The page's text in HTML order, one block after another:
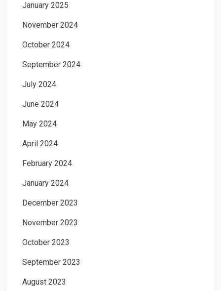
January 2025
November 2024
October 2024
September 2024
July 2024
June 2024
May 2024
April 2024
February 2024
January 2024
December 2023
November 2023
October 2023
September 2023
August 2023